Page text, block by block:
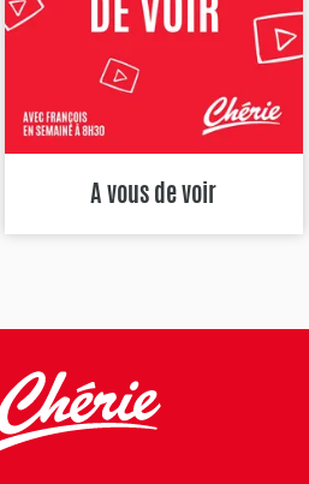
A vous de voir